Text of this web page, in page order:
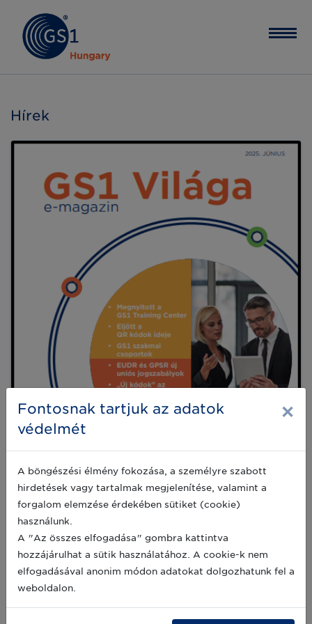
Hírek
Megjelent a GS1 világa e-magazin
nyári kiadása
A korábban nyomtatott, napjainkban már
elektronikus szakmai magazinunk a legfrisseb
Fontosnak tartjuk az adatok
védelmét
×
A böngészési élmény fokozása, a személyre szabott
hirdetések vagy tartalmak megjelenítése, valamint a
forgalom elemzése érdekében sütiket (cookie)
használunk.
A "Az összes elfogadása" gombra kattintva
hozzájárulhat a sütik használatához. A cookie-k nem
elfogadásával anonim módon adatokat dolgozhatunk fel a
weboldalon.